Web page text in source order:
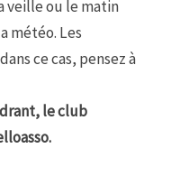
veille ou le matin
météo. Les
ce cas, pensez à
le club